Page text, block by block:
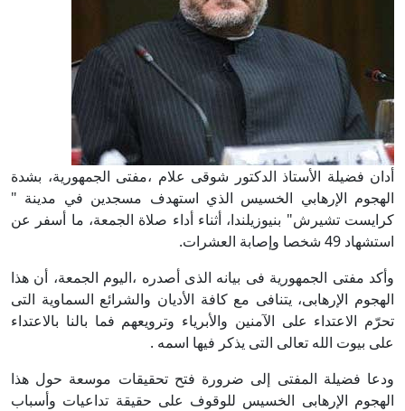
أدان فضيلة الأستاذ الدكتور شوقى علام ،مفتى الجمهورية، بشدة
الهجوم الإرهابي الخسيس الذي استهدف مسجدين في مدينة "
كرايست تشيرش" بنيوزيلندا، أثناء أداء صلاة الجمعة، ما أسفر عن
استشهاد 49 شخصا وإصابة العشرات.
وأكد مفتى الجمهورية فى بيانه الذى أصدره ،اليوم الجمعة، أن هذا
الهجوم الإرهابى، يتنافى مع كافة الأديان والشرائع السماوية التى
تحرّم الاعتداء على الآمنين والأبرياء وترويعهم فما بالنا بالاعتداء
على بيوت الله تعالى التى يذكر فيها اسمه .
ودعا فضيلة المفتى إلى ضرورة فتح تحقيقات موسعة حول هذا
الهجوم الإرهابى الخسيس للوقوف على حقيقة تداعيات وأسباب